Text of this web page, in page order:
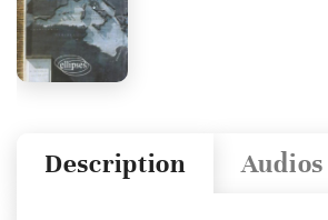
Audios
Description